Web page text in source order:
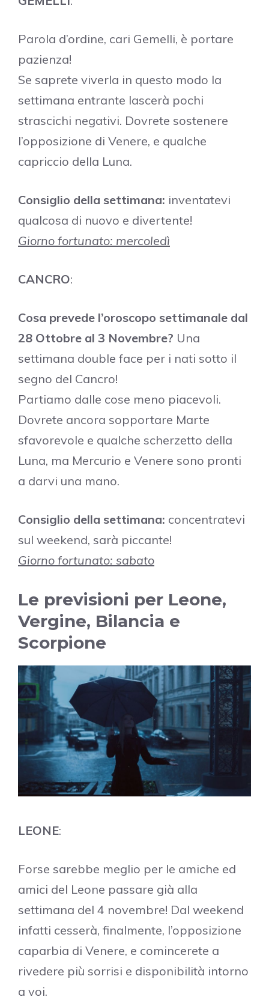
Parola d’ordine, cari Gemelli, è portare
pazienza!
Se saprete viverla in questo modo la
settimana entrante lascerà pochi
strascichi negativi. Dovrete sostenere
l’opposizione di Venere, e qualche
capriccio della Luna.
Consiglio della settimana: inventatevi
qualcosa di nuovo e divertente!
Giorno fortunato: mercoledì
CANCRO:
Cosa prevede l’oroscopo settimanale dal
28 Ottobre al 3 Novembre? Una
settimana double face per i nati sotto il
segno del Cancro!
Partiamo dalle cose meno piacevoli.
Dovrete ancora sopportare Marte
sfavorevole e qualche scherzetto della
Luna, ma Mercurio e Venere sono pronti
a darvi una mano.
Consiglio della settimana: concentratevi
sul weekend, sarà piccante!
Giorno fortunato: sabato
Le previsioni per Leone,
Vergine, Bilancia e
Scorpione
LEONE:
Forse sarebbe meglio per le amiche ed
amici del Leone passare già alla
settimana del 4 novembre! Dal weekend
infatti cesserà, finalmente, l’opposizione
caparbia di Venere, e comincerete a
rivedere più sorrisi e disponibilità intorno
a voi.